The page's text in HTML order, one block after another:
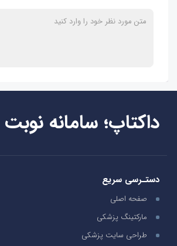
داکتاپ؛ سامانه
دستـرسی سریع
صفحه اصلی
مارکتینگ پزشکی
طراحی سایت پزشکی